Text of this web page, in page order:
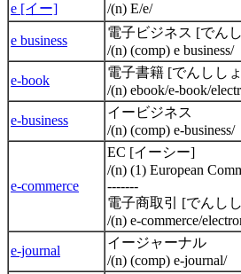
e [イー]
/(n) E/e/
e business
電子ビジネス [でん
/(n) (comp) e business/
e-book
電子書籍 [でんしし
/(n) ebook/e-book/
e-business
イービジネス
/(n) (comp) e-business/
e-commerce
EC [イーシー]
/(n) (1) European
-------
電子商取引 [でんし
/(n) e-commerce/
e-journal
イージャーナル
/(n) (comp) e-journal/